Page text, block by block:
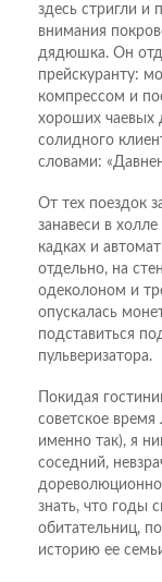
здесь стригли и
внимания
дядюшка. Он
прейскуранту:
компрессом и
хороших чаевых
солидного
словами:
От тех поездок
занавеси в
кадках и
отдельно, на
одеколоном и
опускалась
подставиться
пульверизатора.
Покидая
советское
именно так), я
соседний,
знать, что годы
обитательниц,
историю ее